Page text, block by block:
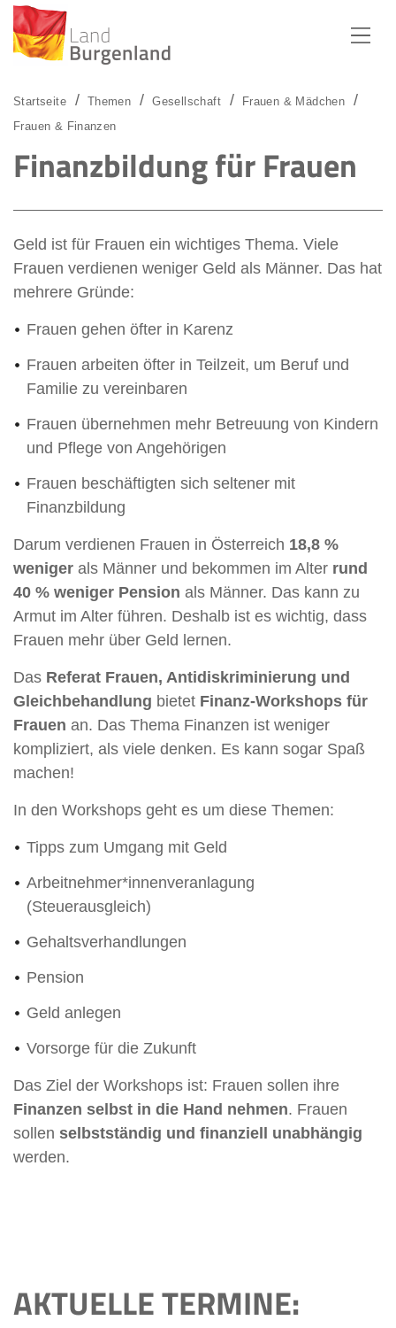
Startseite Themen Gesellschaft
Frauen & Mädchen
Frauen & Finanzen
Finanzbildung für Frauen
Geld ist für Frauen ein wichtiges Thema. Viele
Frauen verdienen weniger Geld als Männer. Das hat
mehrere Gründe:
Frauen gehen öfter in Karenz
Frauen arbeiten öfter in Teilzeit, um Beruf und
Familie zu vereinbaren
Frauen übernehmen mehr Betreuung von Kindern
und Pflege von Angehörigen
Frauen beschäftigten sich seltener mit
Finanzbildung
Darum verdienen Frauen in Österreich 18,8 %
weniger als Männer und bekommen im Alter rund
40 % weniger Pension als Männer. Das kann zu
Armut im Alter führen. Deshalb ist es wichtig, dass
Frauen mehr über Geld lernen.
Das Referat Frauen, Antidiskriminierung und
Gleichbehandlung bietet Finanz-Workshops für
Frauen an. Das Thema Finanzen ist weniger
kompliziert, als viele denken. Es kann sogar Spaß
machen!
In den Workshops geht es um diese Themen:
Tipps zum Umgang mit Geld
Arbeitnehmer*innenveranlagung
(Steuerausgleich)
Gehaltsverhandlungen
Pension
Geld anlegen
Vorsorge für die Zukunft
Das Ziel der Workshops ist: Frauen sollen ihre
Finanzen selbst in die Hand nehmen. Frauen
sollen selbstständig und finanziell unabhängig
werden.
AKTUELLE TERMINE: